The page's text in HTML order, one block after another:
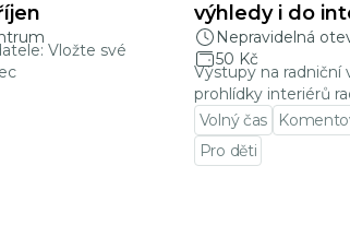
Vložte své
výhledy i do
Nepravidelná
50 Kč
Výstupy na radniční
prohlídky interiérů
Volný čas
Pro děti